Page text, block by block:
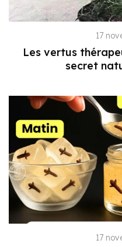
17
Les vertus
secret
17